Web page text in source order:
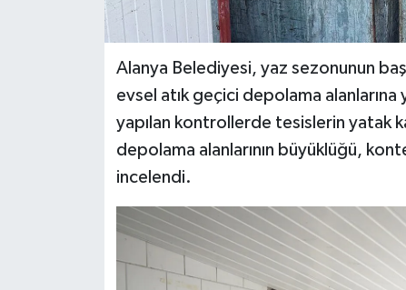
Alanya Belediyesi, yaz sezonunun
evsel atık geçici depolama
yapılan kontrollerde tesislerin yatak
depolama alanlarının büyüklüğü,
incelendi.